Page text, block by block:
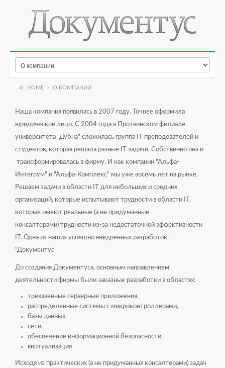
HOME О КОМПАНИИ
Наша компания появилась в 2007 году. Точнее оформила
юридическое лицо. С 2004 года в Протвинском филиале
университета "Дубна" сложилась группа IT преподователей и
студентов, которая решала разные IT задачи. Собственно она и
трансформировалась в фирму. И как компании "Альфа-
Интегрум" и "Альфа-Комплекс" мы уже восемь лет на рынке.
Решаем задачи в области IT для небольших и средних
организаций, которые испытывают трудности в области IT,
которые имеют реальные (а не придуманные
консалтерами) трудности из-за недостаточной эффективности
IT. Одна из наших успешно внедренных разработок -
"Документус"
До создания Документуса, основным направлением
деятельности фирмы были заказные разработки в областях:
трехзвенные серверные приложения,
распределенные системы с микроконтроллерами,
базы данных,
сети,
обеспечение информационной безопасности.
виртуализация
Исходя из практических (а не придуманных консалтерами) задач